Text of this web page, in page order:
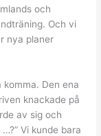
och
Och vi
nya planer
komma. Den ena
knackade på
av sig och
Vi kunde bara